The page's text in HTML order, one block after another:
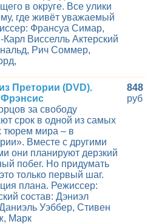
в округе. Все улики
где живёт уважаемый
Франсуа Симар,
Висселль Актерский
Рич Соммер,
Претории (DVD).
за свободу
срок в одной из самых
тюрем мира – в
Вместе с другими
они планируют дерзкий
побег. Но придумать
только первый шаг.
плана. Режиссер:
состав: Дэниэл
Уэббер, Стивен
Марк
848
руб